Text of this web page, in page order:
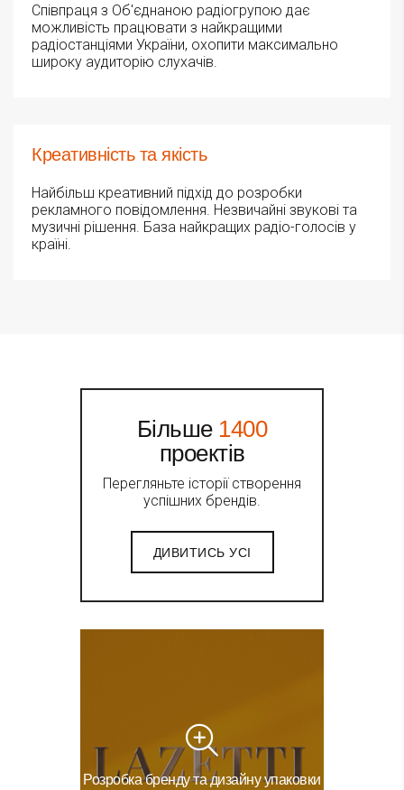
Співпраця з Об'єднаною радіогрупою дає
можливість працювати з найкращими
радіостанціями України, охопити максимально
широку аудиторію слухачів.
Креативність та якість
Найбільш креативний підхід до розробки
рекламного повідомлення. Незвичайні звукові та
музичні рішення. База найкращих радіо-голосів у
країні.
Більше 1400
проектів
Перегляньте історії створення
успішних брендів.
ДИВИТИСЬ УСІ
Розробка бренду та дизайну упаковки